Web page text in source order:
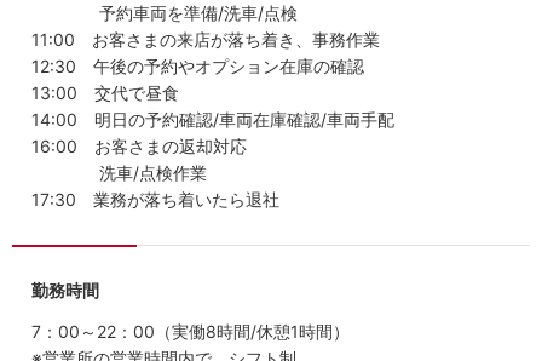
予約車両を準備/洗車/点検
11:00 お客さまの来店が落ち着き、事務作業
12:30 午後の予約やオプション在庫の確認
13:00 交代で昼食
14:00 明日の予約確認/車両在庫確認/車両手配
16:00 お客さまの返却対応
洗車/点検作業
17:30 業務が落ち着いたら退社
勤務時間
7：00～22：00（実働8時間/休憩1時間）